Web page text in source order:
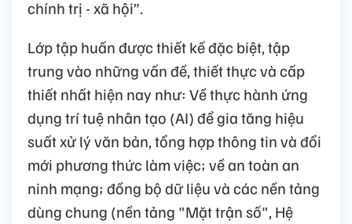
chính trị - xã hội”.
Lớp tập huấn được thiết kế đặc biệt, tập
trung vào những vấn đề, thiết thực và cấp
thiết nhất hiện nay như: Về thực hành ứng
dụng trí tuệ nhân tạo (AI) để gia tăng hiệu
suất xử lý văn bản, tổng hợp thông tin và đổi
mới phương thức làm việc; về an toàn an
ninh mạng; đồng bộ dữ liệu và các nền tảng
dùng chung (nền tảng "Mặt trận số", Hệ